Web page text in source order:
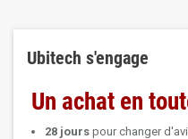
Ubitech s'engage
Un achat en
28 jours pour changer